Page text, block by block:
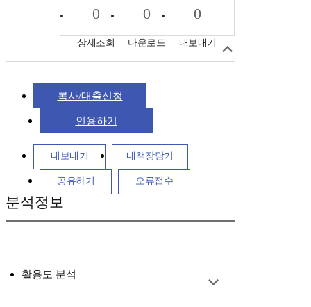
0
상세조회
0
다운로드
0
내보내기
복사/대출신청
인용하기
내보내기 내책장담기
공유하기 오류접수
분석정보
활용도 분석